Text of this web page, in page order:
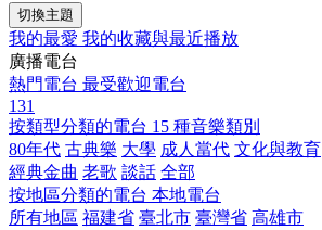
切換主題
我的最愛 我的收藏與最近播放
廣播電台
熱門電台 最受歡迎電台
131
按類型分類的電台 15 種音樂類別
80年代 古典樂 大學 成人當代 文化與教育
經典金曲 老歌 談話 全部
按地區分類的電台 本地電台
所有地區 福建省 臺北市 臺灣省 高雄市